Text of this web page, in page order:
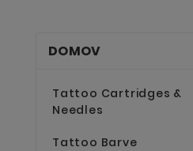
DOMOV
Tattoo Cartridges &
Needles
Tattoo Barve